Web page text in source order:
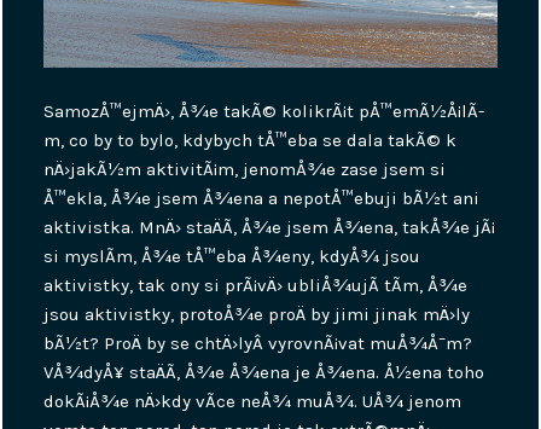
SamozÅ™ejmÄ›, Å¾e takÃ© kolikrÃ¡t pÅ™emÃ½Å¡lÃ­
m, co by to bylo, kdybych tÅ™eba se dala takÃ© k
nÄ›jakÃ½m aktivitÃ¡m, jenomÅ¾e zase jsem si
Å™ekla, Å¾e jsem Å¾ena a nepotÅ™ebuji bÃ½t ani
aktivistka. MnÄ› staÄÃ­, Å¾e jsem Å¾ena, takÅ¾e jÃ¡
si myslÃ­m, Å¾e tÅ™eba Å¾eny, kdyÅ¾ jsou
aktivistky, tak ony si prÃ¡vÄ› ubliÅ¾ujÃ­ tÃ­m, Å¾e
jsou aktivistky, protoÅ¾e proÄ by jimi jinak mÄ›ly
bÃ½t? ProÄ by se chtÄ›lyÂ vyrovnÃ¡vat muÅ¾Å¯m?
VÅ¾dyÅ¥ staÄÃ­, Å¾e Å¾ena je Å¾ena. Å½ena toho
dokÃ¡Å¾e nÄ›kdy vÃ­ce neÅ¾ muÅ¾. UÅ¾ jenom